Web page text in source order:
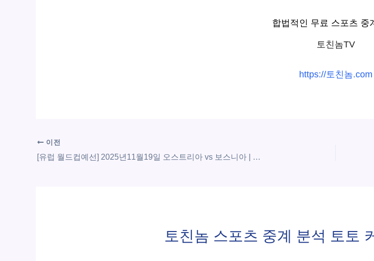
합법적인 무료 스포츠 중
토친놈TV
https://토친놈.com
이전
[유럽 월드컵예선] 2025년11월19일 오스트리아 vs 보스니아 | 스포츠 분석 무료 중계 토친놈
토친놈 스포츠 중계 분석 토토